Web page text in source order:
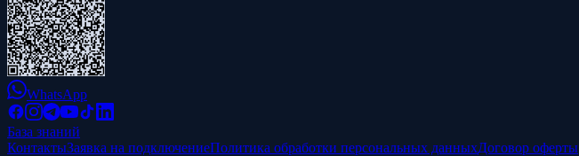
WhatsApp
База знаний
КонтактыЗаявка на подключениеПолитика обработки персональных данныхДоговор оферты